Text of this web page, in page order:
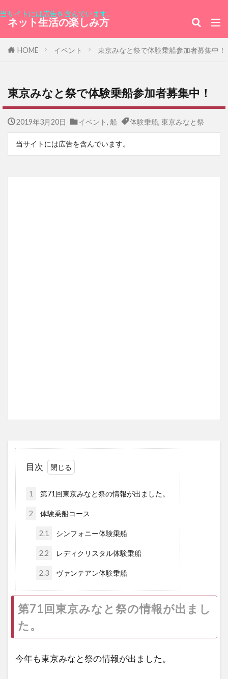
当サイトには広告を含んでいます。
ネット生活の楽しみ方
HOME イベント 東京みなと祭で体験乗船参加者募集中！
東京みなと祭で体験乗船参加者募集中！
2019年3月20日 イベント, 船 体験乗船, 東京みなと祭
当サイトには広告を含んでいます。
目次
1 第71回東京みなと祭の情報が出ました。
2 体験乗船コース
2.1 シンフォニー体験乗船
2.2 レディクリスタル体験乗船
2.3 ヴァンテアン体験乗船
第71回東京みなと祭の情報が出まし
た。
今年も東京みなと祭の情報が出ました。